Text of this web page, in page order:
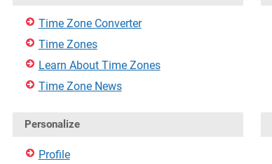
Time Zone Converter
Time Zones
Learn About Time Zones
Time Zone News
Personalize
Profile